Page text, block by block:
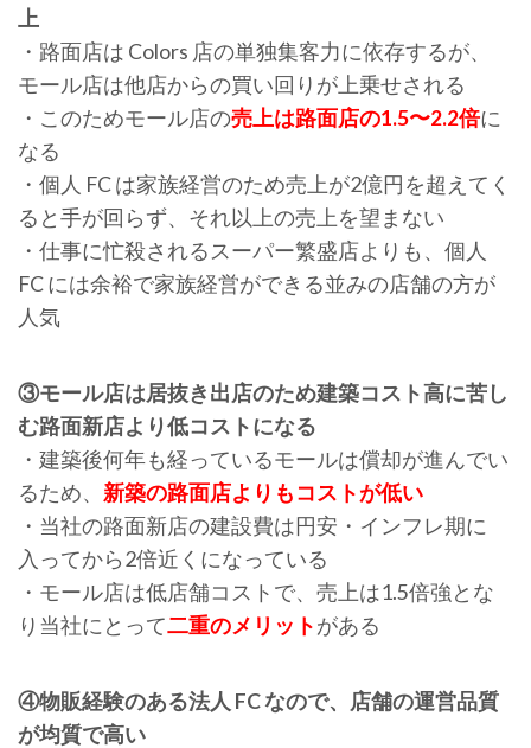
上
・路面店は Colors 店の単独集客力に依存するが、
モール店は他店からの買い回りが上乗せされる
・このためモール店の売上は路面店の1.5〜2.2倍に
なる
・個人 FC は家族経営のため売上が2億円を超えてく
ると手が回らず、それ以上の売上を望まない
・仕事に忙殺されるスーパー繁盛店よりも、個人
FC には余裕で家族経営ができる並みの店舗の方が
人気
③モール店は居抜き出店のため建築コスト高に苦し
む路面新店より低コストになる
・建築後何年も経っているモールは償却が進んでい
るため、 新築の路面店よりもコストが低い
・当社の路面新店の建設費は円安・インフレ期に
入ってから2倍近くになっている
・モール店は低店舗コストで、売上は1.5倍強とな
り当社にとって二重のメリットがある
④物販経験のある法人 FC なので、店舗の運営品質
が均質で高い